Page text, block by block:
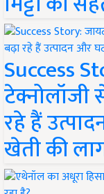
Success
रहे हैं
खेती की